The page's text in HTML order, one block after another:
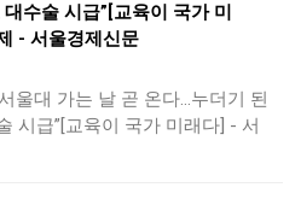
대수술 시급”[교육이 국가 미
- 서울경제신문
울대 가는 날 곧 온다…누더기 된
시급”[교육이 국가 미래다] - 서